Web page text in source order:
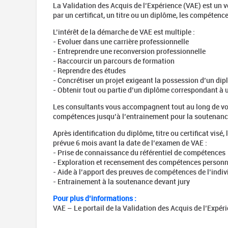
Emploi
Culture
Coaching
Bilan de
compétences
Accompagnement
VAE
Recherche
d'emploi
Se
préparer
à la
recherche
d’emploi
Comment
rédiger
en ligne
La Validation des Acquis de l’Expérience (VAE) est
par un certificat, un titre ou un diplôme, les
L’intérêt de la démarche de VAE est multiple :
- Evoluer dans une carrière professionnelle
- Entreprendre une reconversion professionnelle
- Raccourcir un parcours de formation
- Reprendre des études
- Concrétiser un projet exigeant la possession d’un
- Obtenir tout ou partie d’un diplôme correspondant à
Les consultants vous accompagnent tout au long de
compétences jusqu’à l’entrainement pour la
Après identification du diplôme, titre ou certificat visé,
prévue 6 mois avant la date de l’examen de VAE :
- Prise de connaissance du référentiel de compétences
- Exploration et recensement des compétences
- Aide à l’apport des preuves de compétences de
- Entrainement à la soutenance devant jury
Pour plus d’informations :
VAE – Le portail de la Validation des Acquis de